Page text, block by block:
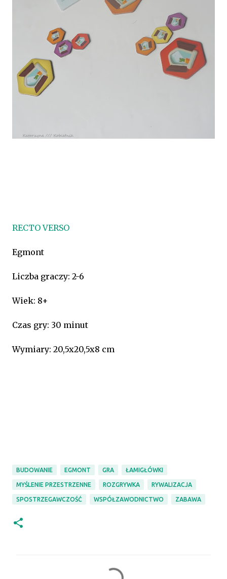
RECTO VERSO
Egmont
Liczba graczy: 2-6
Wiek: 8+
Czas gry: 30 minut
Wymiary: 20,5x20,5x8 cm
BUDOWANIE EGMONT GRA ŁAMIGŁÓWKI
MYŚLENIE PRZESTRZENNE ROZGRYWKA RYWALIZACJA
SPOSTRZEGAWCZOŚĆ WSPÓŁZAWODNICTWO ZABAWA